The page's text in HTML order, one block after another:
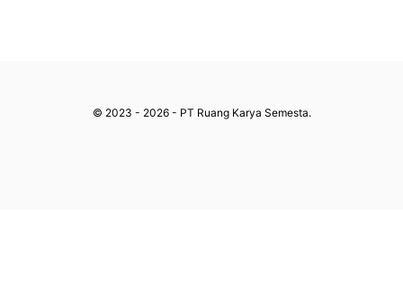
© 2023 - 2026 - PT Ruang Karya Semesta.